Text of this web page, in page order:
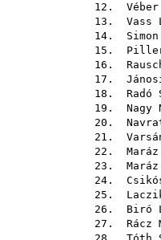
12.
13. Vass
14.
15.
16.
17.
18. Radó
19. Nagy
20.
21.
22.
23.
24.
25.
26. Biró
27. Rácz